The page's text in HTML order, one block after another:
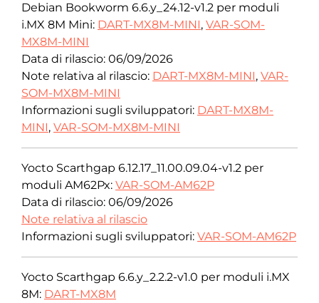
Debian Bookworm 6.6.y_24.12-v1.2 per moduli
i.MX 8M Mini: DART-MX8M-MINI, VAR-SOM-
MX8M-MINI
Data di rilascio: 06/09/2026
Note relativa al rilascio: DART-MX8M-MINI, VAR-
SOM-MX8M-MINI
Informazioni sugli sviluppatori: DART-MX8M-
MINI, VAR-SOM-MX8M-MINI
Yocto Scarthgap 6.12.17_11.00.09.04-v1.2 per
moduli AM62Px: VAR-SOM-AM62P
Data di rilascio: 06/09/2026
Note relativa al rilascio
Informazioni sugli sviluppatori: VAR-SOM-AM62P
Yocto Scarthgap 6.6.y_2.2.2-v1.0 per moduli i.MX
8M: DART-MX8M